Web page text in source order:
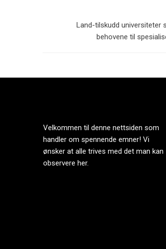
Land-tilskudd universiteter
behovene til
Velkommen til denne nettsiden som
handler om spennende emner! Vi
ønsker at alle trives med det man kan
observere her.